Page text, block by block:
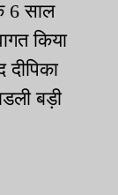
6 साल
किया
बड़ी